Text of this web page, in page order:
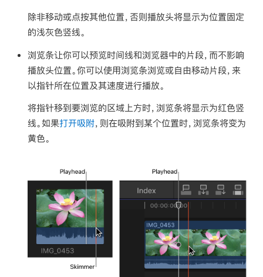
除非移动或点按其他位置，否则播放头将显示为位置固定
的浅灰色竖线。
浏览条让你可以预览时间线和浏览器中的片段，而不影响
播放头位置。你可以使用浏览条浏览或自由移动片段，来
以指针所在位置及其速度进行播放。
将指针移到要浏览的区域上方时，浏览条将显示为红色竖
线。如果打开吸附，则在吸附到某个位置时，浏览条将变为
黄色。